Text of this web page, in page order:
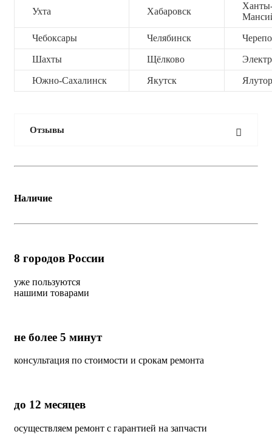
Ухта Хабаровск
Чебоксары Челябинск
Шахты Щёлково
Южно-Сахалинск Якутск
Отзывы
Наличие
8 городов России
уже пользуются
нашими товарами
не более 5 минут
консультация по стоимости и срокам ремонта
до 12 месяцев
осуществляем ремонт с гарантией на запчасти